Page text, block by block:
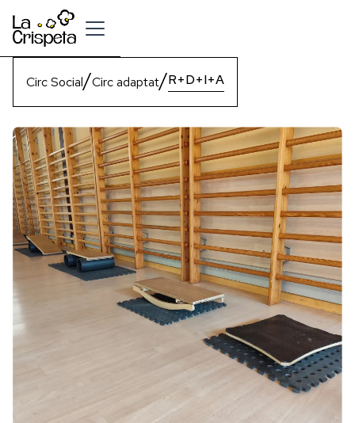
Circ Social/Circ adaptat/R+D+I+A